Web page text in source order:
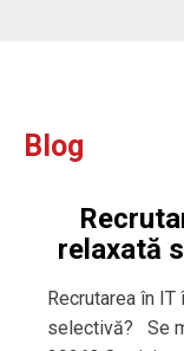
Blog
relaxată
Recrutarea în
selectivă? Se